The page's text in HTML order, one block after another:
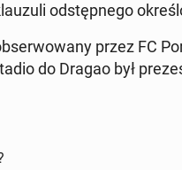
od­stęp­ne­go
przez FC
do Dragao był